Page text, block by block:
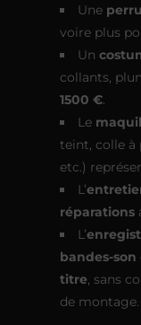
Une
voire plus
Un
collants,
1500 €.
Le
teint, colle à
etc.)
L’
réparations
L’
bandes-son
titre, sans
de montage.